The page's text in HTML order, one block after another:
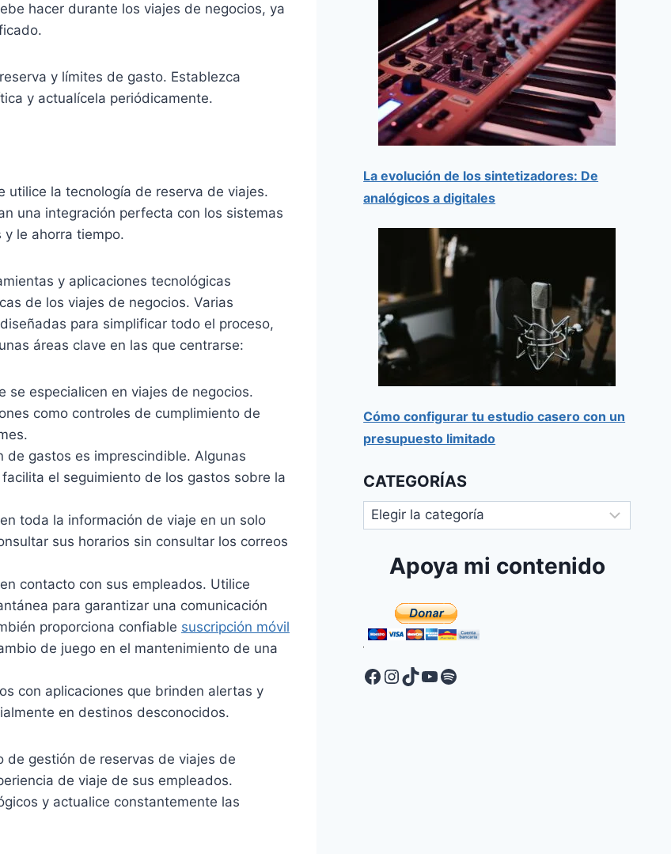
hacer durante los viajes de negocios, ya
y límites de gasto. Establezca
y actualícela periódicamente.
utilice la tecnología de reserva de viajes.
una integración perfecta con los sistemas
le ahorra tiempo.
y aplicaciones tecnológicas
de los viajes de negocios. Varias
para simplificar todo el proceso,
áreas clave en las que centrarse:
se especialicen en viajes de negocios.
como controles de cumplimiento de
de gastos es imprescindible. Algunas
el seguimiento de los gastos sobre la
toda la información de viaje en un solo
sus horarios sin consultar los correos
contacto con sus empleados. Utilice
para garantizar una comunicación
proporciona confiable suscripción móvil
de juego en el mantenimiento de una
con aplicaciones que brinden alertas y
en destinos desconocidos.
de gestión de reservas de viajes de
de viaje de sus empleados.
y actualice constantemente las
La evolución de los sintetizadores: De
analógicos a digitales
Cómo configurar tu estudio casero con un
presupuesto limitado
CATEGORÍAS
Apoya mi contenido